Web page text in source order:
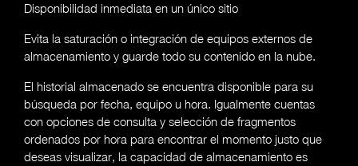
Disponibilidad inmediata en un único sitio
Evita la saturación o integración de equipos externos de
almacenamiento y guarde todo su contenido en la nube.
El historial almacenado se encuentra disponible para su
búsqueda por fecha, equipo u hora. Igualmente cuentas
con opciones de consulta y selección de fragmentos
ordenados por hora para encontrar el momento justo que
deseas visualizar, la capacidad de almacenamiento es